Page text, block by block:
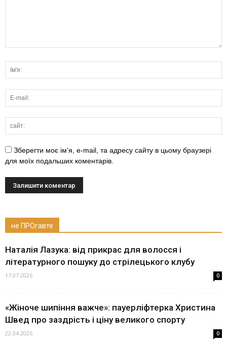
Зберегти моє ім'я, e-mail, та адресу сайту в цьому браузері
для моїх подальших коментарів.
не ПРОгавте
Наталія Лазука: від прикрас для волосся і
літературного пошуку до стрілецького клубу
17.07.2026 0
«Жіноче шипіння важче»: пауерліфтерка Христина
Швед про заздрість і ціну великого спорту
22.04.2026 0